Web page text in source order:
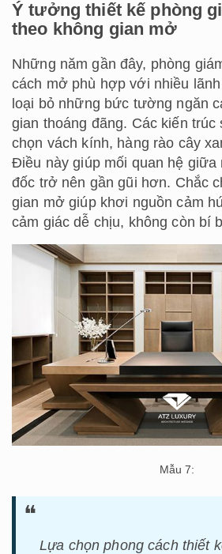
Ý tưởng thiết kế phòng
theo không gian mở
Những năm gần đây, phòng
cách mở phù hợp với nhiều
loại bỏ những bức tường ngăn
gian thoáng đãng. Các kiến
chọn vách kính, hàng rào cây
Điều này giúp mối quan hệ giữa
đốc trở nên gần gũi hơn. Chắc
gian mở giúp khơi nguồn cảm
cảm giác dễ chịu, không còn bí
Mẫu 7:
Lựa chọn phong cách thiết